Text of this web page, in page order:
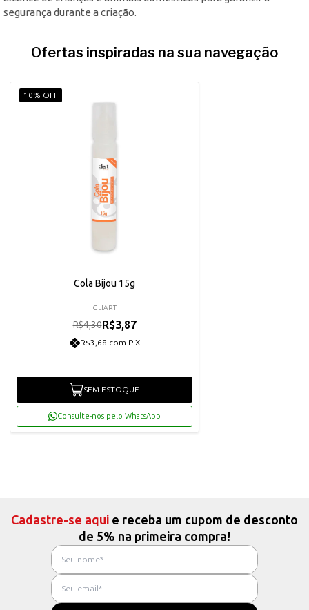
segurança durante a criação.
Ofertas inspiradas na sua navegação
10% OFF
Cola Bijou 15g
GLIART
R$4,30R$3,87
R$3,68 com PIX
SEM ESTOQUE
Consulte-nos pelo WhatsApp
Cadastre-se aqui e receba um cupom de desconto
de 5% na primeira compra!